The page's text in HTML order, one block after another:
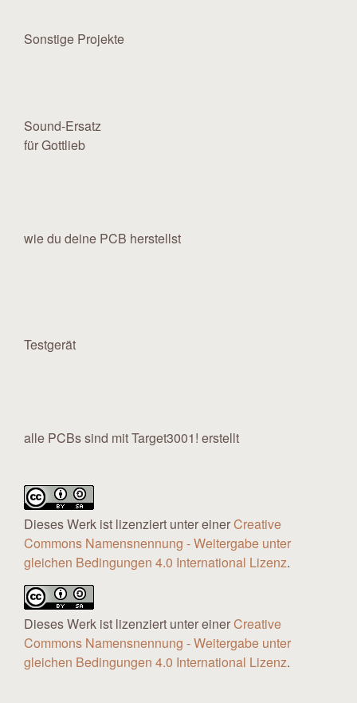
Sonstige Projekte
Sound-Ersatz
für Gottlieb
wie du deine PCB herstellst
Testgerät
alle PCBs sind mit Target3001! erstellt
Dieses Werk ist lizenziert unter einerCreative
Commons Namensnennung - Weitergabe unter
gleichen Bedingungen 4.0 International Lizenz.
Dieses Werk ist lizenziert unter einerCreative
Commons Namensnennung - Weitergabe unter
gleichen Bedingungen 4.0 International Lizenz.